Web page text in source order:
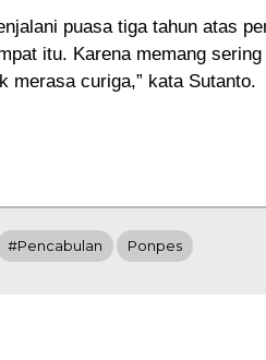
puasa tiga tahun atas
itu. Karena memang
merasa curiga,” kata Sutanto.
#Pencabulan Ponpes